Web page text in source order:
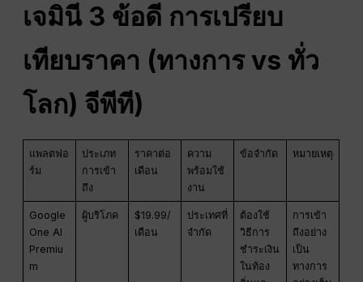
เจมินี 3 ข้อดี การเปรียบ
เทียบราคา (ทางการ vs ทั่ว
โลก) จีพีที)
แพลตฟอ
ร์ม
ประเภท
การเข้า
ถึง
ราคาต่อ
เดือน
ความ
พร้อมใช้
งาน
ข้อจำกัด หมายเหตุ
Google
One AI
Premiu
m
ผู้บริโภค
$19.99/
เดือน
ประเทศที่
จำกัด
ต้องใช้
วิธีการ
ชำระเงิน
ในท้อง
การเข้า
ถึงอย่าง
เป็น
ทางการ